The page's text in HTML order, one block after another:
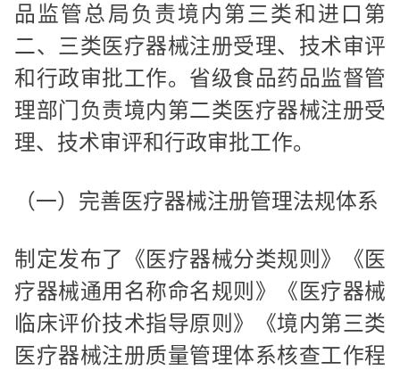
品监管总局负责境内第三类和进口第
二、三类医疗器械注册受理、技术审评
和行政审批工作。省级食品药品监督管
理部门负责境内第二类医疗器械注册受
理、技术审评和行政审批工作。
（一）完善医疗器械注册管理法规体系
制定发布了《医疗器械分类规则》《医
疗器械通用名称命名规则》《医疗器械
临床评价技术指导原则》《境内第三类
医疗器械注册质量管理体系核查工作程